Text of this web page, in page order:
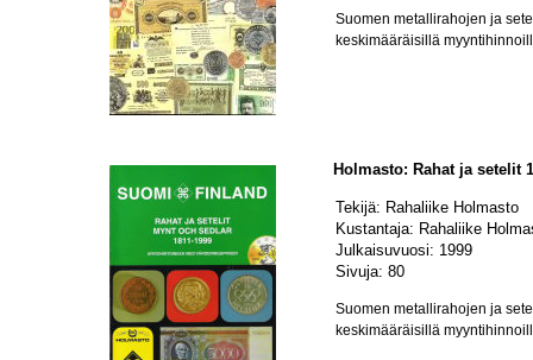
Suomen metallirahojen ja
keskimääräisillä
Holmasto: Rahat ja setelit
Tekijä: Rahaliike Holmasto
Kustantaja: Rahaliike
Julkaisuvuosi: 1999
Sivuja: 80
Suomen metallirahojen ja
keskimääräisillä